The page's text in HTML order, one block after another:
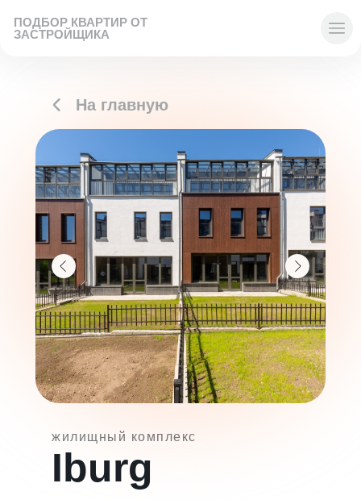
ПОДБОР КВАРТИР ОТ
ЗАСТРОЙЩИКА
На главную
жилищный комплекс
Iburg